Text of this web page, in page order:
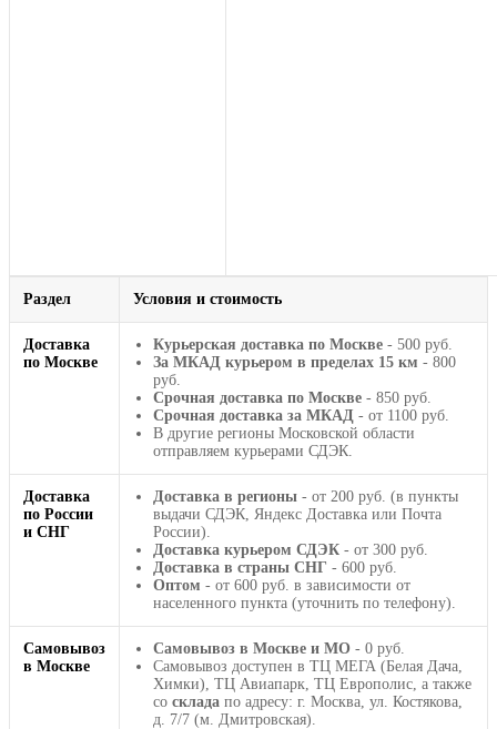
Раздел Условия и стоимость
Доставка
по Москве
Курьерская доставка по Москве - 500 руб.
За МКАД курьером в пределах 15 км - 800
руб.
Срочная доставка по Москве - 850 руб.
Срочная доставка за МКАД - от 1100 руб.
В другие регионы Московской области
отправляем курьерами СДЭК.
Доставка
по России
и СНГ
Доставка в регионы - от 200 руб. (в пункты
выдачи СДЭК, Яндекс Доставка или Почта
России).
Доставка курьером СДЭК - от 300 руб.
Доставка в страны СНГ - 600 руб.
Оптом - от 600 руб. в зависимости от
населенного пункта (уточнить по телефону).
Самовывоз
в Москве
Самовывоз в Москве и МО - 0 руб.
Самовывоз доступен в ТЦ МЕГА (Белая Дача,
Химки), ТЦ Авиапарк, ТЦ Европолис, а также
со склада по адресу: г. Москва, ул. Костякова,
д. 7/7 (м. Дмитровская).